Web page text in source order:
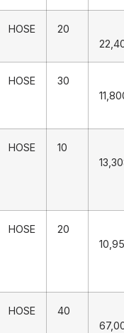
HOSE
20
HOSE
30
HOSE
10
HOSE
20
HOSE
40